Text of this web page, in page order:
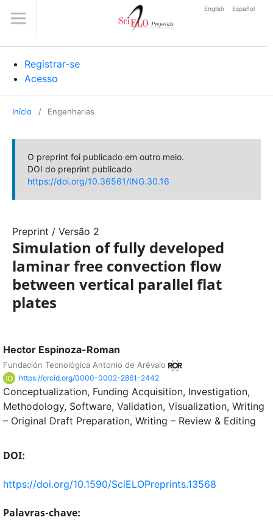
Registrar-se
Acesso
English Español
Início / Engenharias
O preprint foi publicado em outro meio.
DOI do preprint publicado
https://doi.org/10.36561/ING.30.16
Preprint / Versão 2
Simulation of fully developed
laminar free convection flow
between vertical parallel flat
plates
Hector Espinoza-Roman
Fundación Tecnológica Antonio de Arévalo
https://orcid.org/0000-0002-2861-2442
Conceptualization Funding Acquisition Investigation
Methodology Software Validation Visualization Writing
– Original Draft Preparation Writing – Review & Editing
DOI:
https://doi.org/10.1590/SciELOPreprints.13568
Palavras-chave: